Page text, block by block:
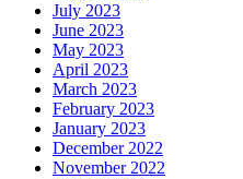
July 2023
June 2023
May 2023
April 2023
March 2023
February 2023
January 2023
December 2022
November 2022